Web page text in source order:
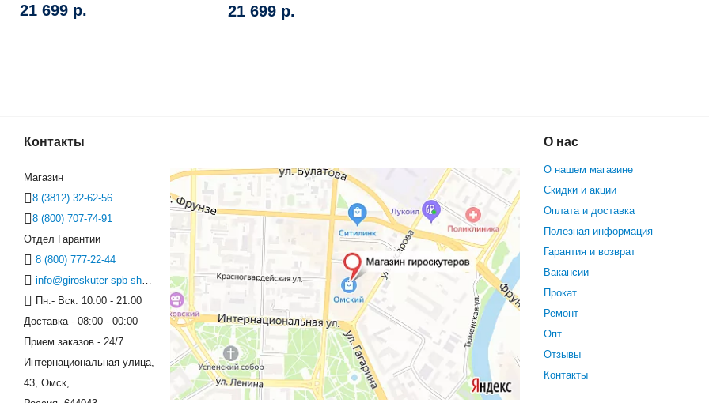
21 699 р. 21 699 р.
Гироскутер GS-Drive 10.5" (Синий Матовый)
Контакты
Магазин
8 (3812) 32-62-56
8 (800) 707-74-91
Отдел Гарантии
8 (800) 777-22-44
info@giroskuter-spb-shop.ru
Пн.- Вск. 10:00 - 21:00
Доставка - 08:00 - 00:00
Прием заказов - 24/7
Интернациональная улица,
43, Омск,
О нас
О нашем магазине
Скидки и акции
Оплата и доставка
Полезная информация
Гарантия и возврат
Вакансии
Прокат
Ремонт
Опт
Отзывы
Контакты